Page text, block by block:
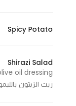
Spicy Potato
Shirazi Salad
زيت الزيتون